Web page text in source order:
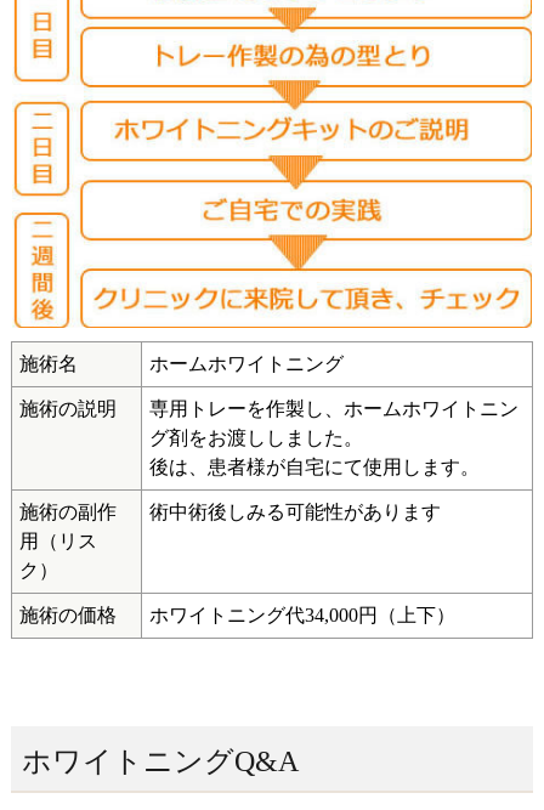
施術名 ホームホワイトニング
施術の説明
専用トレーを作製し、ホームホワイトニン
グ剤をお渡ししました。
後は、患者様が自宅にて使用します。
施術の副作
用（リス
ク）
術中術後しみる可能性があります
施術の価格 ホワイトニング代34,000円（上下）
ホワイトニングQ&A